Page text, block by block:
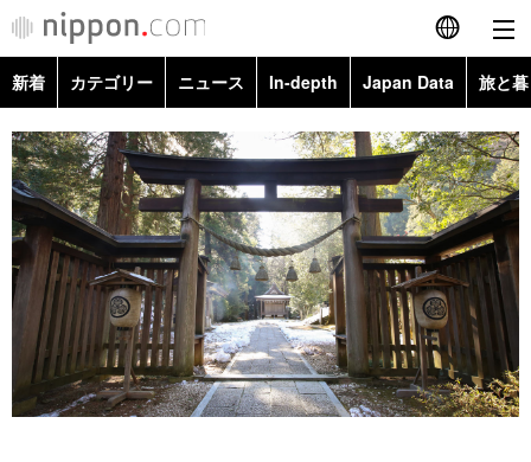
English
简体字
繁體字
Français
Español
العربية
カテゴリー
政治・外交
経済・ビジネス
ニュース
トップ
In-depth
新着 カテゴリー ニュース In-depth Japan Data 旅と
政治・外交
経済・ビジネス
国際・海外
社会
文化
Topics
Images
People
東京
お知らせ